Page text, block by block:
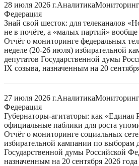
28 июля 2026 г.АналитикаМониторинг
Федерация
Знай свой шесток: для телеканалов
не в почёте, а «малых партий» вообще
Отчёт о мониторинге федеральных
неделе (20-26 июля) избирательной
депутатов Государственной думы
IX созыва, назначенным на 20
27 июля 2026 г.АналитикаМониторинг
Федерация
Губернаторы-агитаторы: как «Единая
официальные паблики для роста
Отчёт о мониторинге социальных
избирательной кампании по выборам
Государственной думы Российской
назначенным на 20 сентября 2026 года